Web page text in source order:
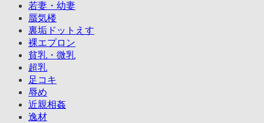
若妻・幼妻
蜃気楼
裏垢ドットえす
裸エプロン
貧乳・微乳
超乳
足コキ
辱め
近親相姦
逸材